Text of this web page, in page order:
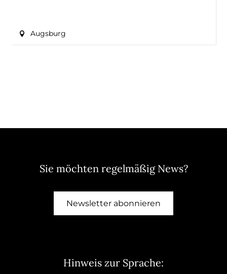
Augsburg
Sie möchten regelmäßig News?
Newsletter abonnieren
Hinweis zur Sprache: